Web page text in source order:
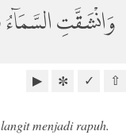
وَانْشَقَّتِ
⇧
✓
✼
▶
menjadi rapuh.